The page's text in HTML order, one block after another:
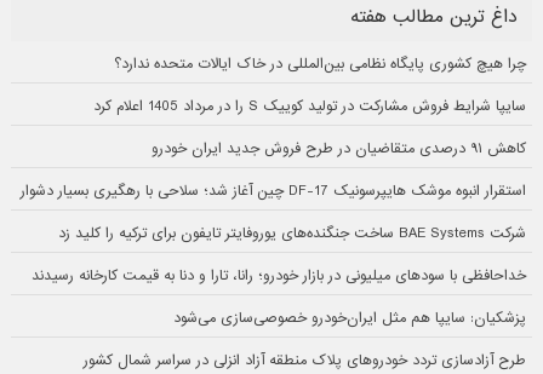
داغ ترین مطالب هفته
چرا هیچ کشوری پایگاه نظامی بین‌المللی در خاک ایالات متحده ندارد؟
سایپا شرایط فروش مشارکت در تولید کوییک S را در مرداد 1405 اعلام کرد
کاهش ۹۱ درصدی متقاضیان در طرح فروش جدید ایران خودرو
استقرار انبوه موشک هایپرسونیک DF-17 چین آغاز شد؛ سلاحی با رهگیری بسیار دشوار
شرکت BAE Systems ساخت جنگنده‌های یوروفایتر تایفون برای ترکیه را کلید زد
خداحافظی با سودهای میلیونی در بازار خودرو؛ رانا، تارا و دنا به قیمت کارخانه رسیدند
پزشکیان: سایپا هم مثل ایران‌خودرو خصوصی‌سازی می‌شود
طرح آزادسازی تردد خودروهای پلاک منطقه آزاد انزلی در سراسر شمال کشور